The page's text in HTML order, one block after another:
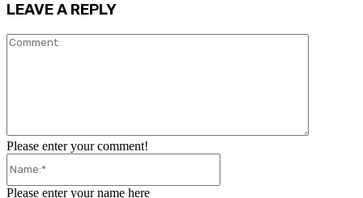
LEAVE A REPLY
Please enter your comment!
Please enter your name here